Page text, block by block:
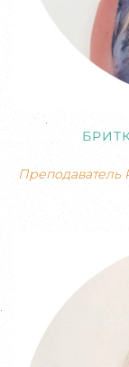
Преподаватель